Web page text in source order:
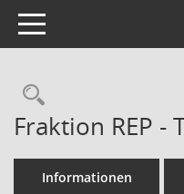
Toggle navigation
Fraktion REP -
Informationen